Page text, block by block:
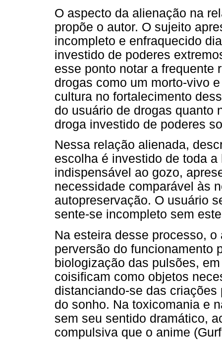
O aspecto da alienação na
propõe o autor. O sujeito
incompleto e enfraquecido
investido de poderes
esse ponto notar a frequente
drogas como um morto-vivo
cultura no fortalecimento
do usuário de drogas quanto
droga investido de poderes
Nessa relação alienada,
escolha é investido de toda
indispensável ao gozo,
necessidade comparável às
autopreservação. O usuário
sente-se incompleto sem
Na esteira desse processo,
perversão do funcionamento
biologização das pulsões,
coisificam como objetos
distanciando-se das
do sonho. Na toxicomania e
sem seu sentido dramático,
compulsiva que o anime